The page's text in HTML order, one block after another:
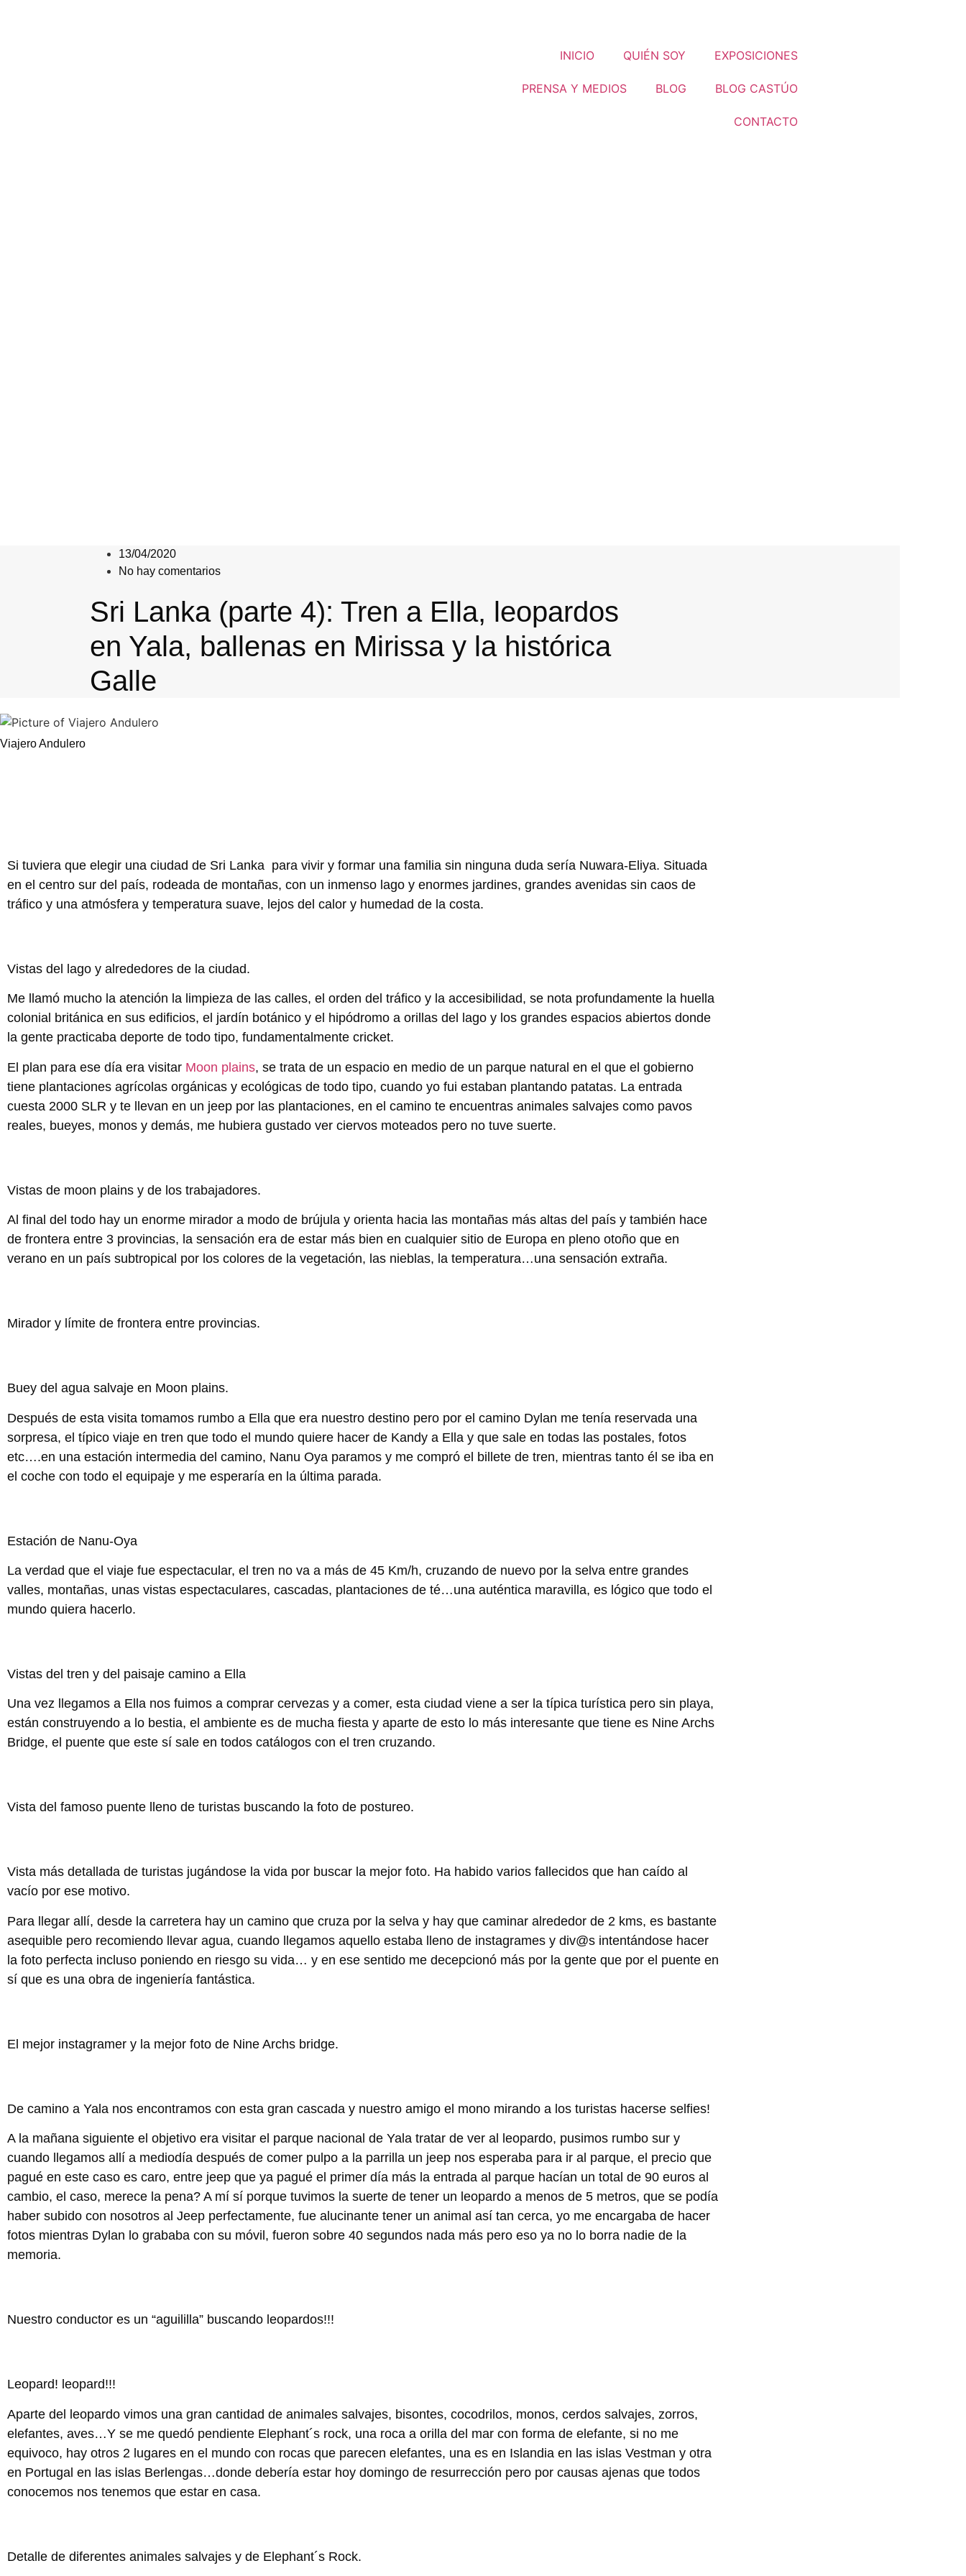
INICIO QUIÉN SOY EXPOSICIONES
PRENSA Y MEDIOS BLOG BLOG CASTÚO
CONTACTO
13/04/2020
No hay comentarios
Sri Lanka (parte 4): Tren a Ella, leopardos
en Yala, ballenas en Mirissa y la histórica
Galle
Viajero Andulero
Si tuviera que elegir una ciudad de Sri Lanka para vivir y formar una familia sin ninguna duda sería Nuwara-Eliya. Situada
en el centro sur del país, rodeada de montañas, con un inmenso lago y enormes jardines, grandes avenidas sin caos de
tráfico y una atmósfera y temperatura suave, lejos del calor y humedad de la costa.
Vistas del lago y alrededores de la ciudad.
Me llamó mucho la atención la limpieza de las calles, el orden del tráfico y la accesibilidad, se nota profundamente la huella
colonial británica en sus edificios, el jardín botánico y el hipódromo a orillas del lago y los grandes espacios abiertos donde
la gente practicaba deporte de todo tipo, fundamentalmente cricket.
El plan para ese día era visitar Moon plains, se trata de un espacio en medio de un parque natural en el que el gobierno
tiene plantaciones agrícolas orgánicas y ecológicas de todo tipo, cuando yo fui estaban plantando patatas. La entrada
cuesta 2000 SLR y te llevan en un jeep por las plantaciones, en el camino te encuentras animales salvajes como pavos
reales, bueyes, monos y demás, me hubiera gustado ver ciervos moteados pero no tuve suerte.
Vistas de moon plains y de los trabajadores.
Al final del todo hay un enorme mirador a modo de brújula y orienta hacia las montañas más altas del país y también hace
de frontera entre 3 provincias, la sensación era de estar más bien en cualquier sitio de Europa en pleno otoño que en
verano en un país subtropical por los colores de la vegetación, las nieblas, la temperatura…una sensación extraña.
Mirador y límite de frontera entre provincias.
Buey del agua salvaje en Moon plains.
Después de esta visita tomamos rumbo a Ella que era nuestro destino pero por el camino Dylan me tenía reservada una
sorpresa, el típico viaje en tren que todo el mundo quiere hacer de Kandy a Ella y que sale en todas las postales, fotos
etc….en una estación intermedia del camino, Nanu Oya paramos y me compró el billete de tren, mientras tanto él se iba en
el coche con todo el equipaje y me esperaría en la última parada.
Estación de Nanu-Oya
La verdad que el viaje fue espectacular, el tren no va a más de 45 Km/h, cruzando de nuevo por la selva entre grandes
valles, montañas, unas vistas espectaculares, cascadas, plantaciones de té…una auténtica maravilla, es lógico que todo el
mundo quiera hacerlo.
Vistas del tren y del paisaje camino a Ella
Una vez llegamos a Ella nos fuimos a comprar cervezas y a comer, esta ciudad viene a ser la típica turística pero sin playa,
están construyendo a lo bestia, el ambiente es de mucha fiesta y aparte de esto lo más interesante que tiene es Nine Archs
Bridge, el puente que este sí sale en todos catálogos con el tren cruzando.
Vista del famoso puente lleno de turistas buscando la foto de postureo.
Vista más detallada de turistas jugándose la vida por buscar la mejor foto. Ha habido varios fallecidos que han caído al
vacío por ese motivo.
Para llegar allí, desde la carretera hay un camino que cruza por la selva y hay que caminar alrededor de 2 kms, es bastante
asequible pero recomiendo llevar agua, cuando llegamos aquello estaba lleno de instagrames y div@s intentándose hacer
la foto perfecta incluso poniendo en riesgo su vida… y en ese sentido me decepcionó más por la gente que por el puente en
sí que es una obra de ingeniería fantástica.
El mejor instagramer y la mejor foto de Nine Archs bridge.
De camino a Yala nos encontramos con esta gran cascada y nuestro amigo el mono mirando a los turistas hacerse selfies!
A la mañana siguiente el objetivo era visitar el parque nacional de Yala tratar de ver al leopardo, pusimos rumbo sur y
cuando llegamos allí a mediodía después de comer pulpo a la parrilla un jeep nos esperaba para ir al parque, el precio que
pagué en este caso es caro, entre jeep que ya pagué el primer día más la entrada al parque hacían un total de 90 euros al
cambio, el caso, merece la pena? A mí sí porque tuvimos la suerte de tener un leopardo a menos de 5 metros, que se podía
haber subido con nosotros al Jeep perfectamente, fue alucinante tener un animal así tan cerca, yo me encargaba de hacer
fotos mientras Dylan lo grababa con su móvil, fueron sobre 40 segundos nada más pero eso ya no lo borra nadie de la
memoria.
Nuestro conductor es un “aguililla” buscando leopardos!!!
Leopard! leopard!!!
Aparte del leopardo vimos una gran cantidad de animales salvajes, bisontes, cocodrilos, monos, cerdos salvajes, zorros,
elefantes, aves…Y se me quedó pendiente Elephant´s rock, una roca a orilla del mar con forma de elefante, si no me
equivoco, hay otros 2 lugares en el mundo con rocas que parecen elefantes, una es en Islandia en las islas Vestman y otra
en Portugal en las islas Berlengas…donde debería estar hoy domingo de resurrección pero por causas ajenas que todos
conocemos nos tenemos que estar en casa.
Detalle de diferentes animales salvajes y de Elephant´s Rock.